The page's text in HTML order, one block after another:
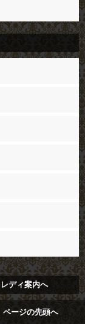
レディ案内へ
ページの先頭へ